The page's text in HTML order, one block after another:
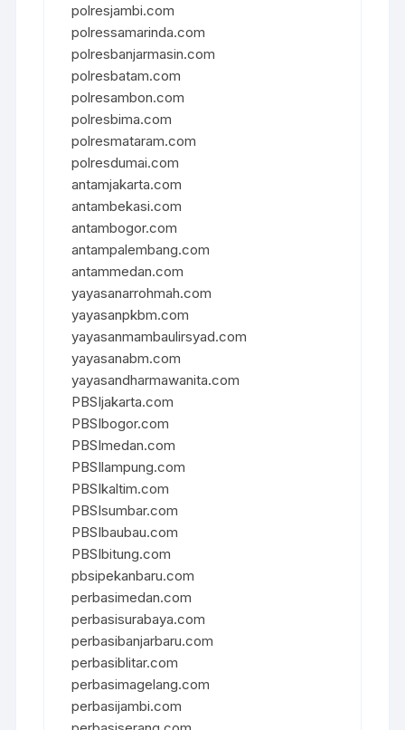
polresjambi.com
polressamarinda.com
polresbanjarmasin.com
polresbatam.com
polresambon.com
polresbima.com
polresmataram.com
polresdumai.com
antamjakarta.com
antambekasi.com
antambogor.com
antampalembang.com
antammedan.com
yayasanarrohmah.com
yayasanpkbm.com
yayasanmambaulirsyad.com
yayasanabm.com
yayasandharmawanita.com
PBSIjakarta.com
PBSIbogor.com
PBSImedan.com
PBSIlampung.com
PBSIkaltim.com
PBSIsumbar.com
PBSIbaubau.com
PBSIbitung.com
pbsipekanbaru.com
perbasimedan.com
perbasisurabaya.com
perbasibanjarbaru.com
perbasiblitar.com
perbasimagelang.com
perbasijambi.com